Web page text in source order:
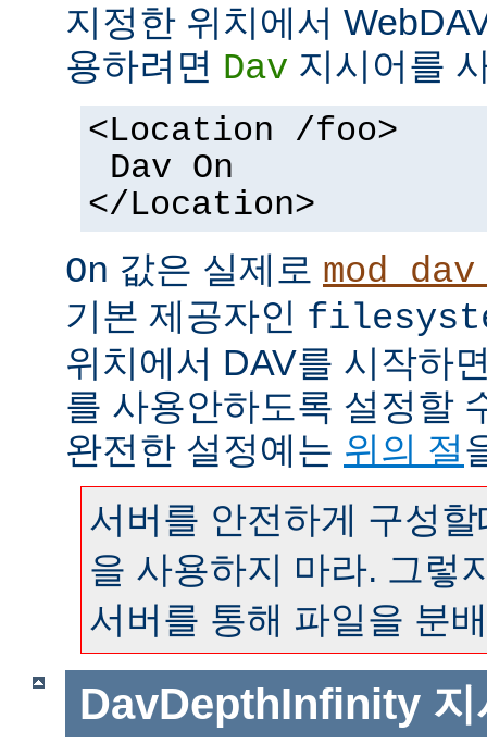
지정한 위치에서
용하려면 Dav 지시어를
<Location /foo>
Dav On
</Location>
On 값은 실제로
기본 제공자인
위치에서 DAV를 시작하
를 사용안하도록 설정할
완전한 설정예는 위의 절
서버를 안전하게 구성
을 사용하지 마라. 그렇
서버를 통해 파일을 분
DavDepthInfinity 지